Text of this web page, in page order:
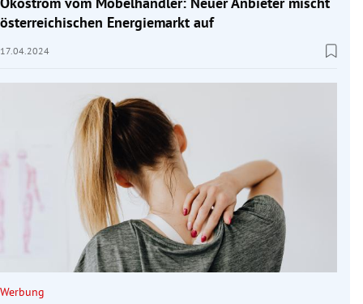
österreichischen Energiemarkt auf
17.04.2024
Werbung